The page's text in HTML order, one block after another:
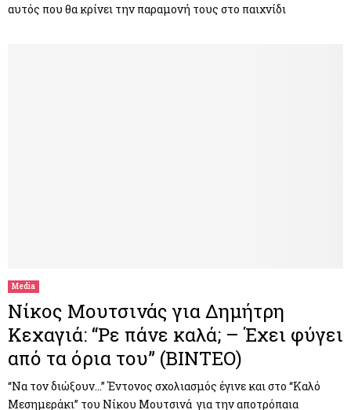
αυτός που θα κρίνει την παραμονή τους στο παιχνίδι
Media
Νίκος Μουτσινάς για Δημήτρη
Κεχαγιά: “Ρε πάνε καλά; – Έχει φύγει
από τα όρια του” (ΒΙΝΤΕΟ)
“Να τον διώξουν…” Έντονος σχολιασμός έγινε και στο “Καλό
Μεσημεράκι” του Νίκου Μουτσινά για την αποτρόπαια